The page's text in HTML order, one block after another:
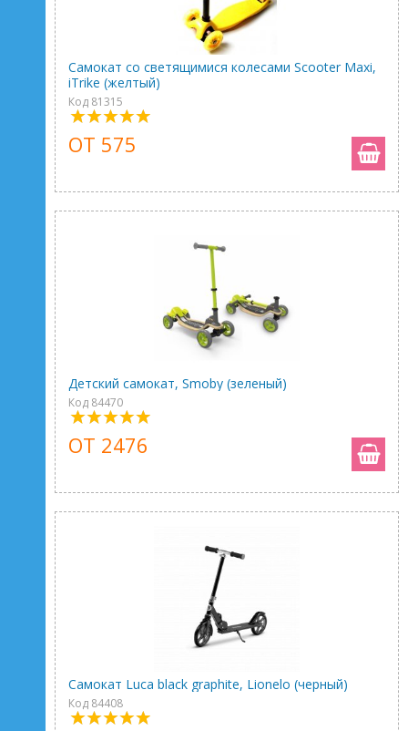
Самокат со светящимися колесами Scooter Maxi,
iTrike (желтый)
Код 81315
ОТ 575
Детский самокат, Smoby (зеленый)
Код 84470
ОТ 2476
Самокат Luca black graphite, Lionelo (черный)
Код 84408